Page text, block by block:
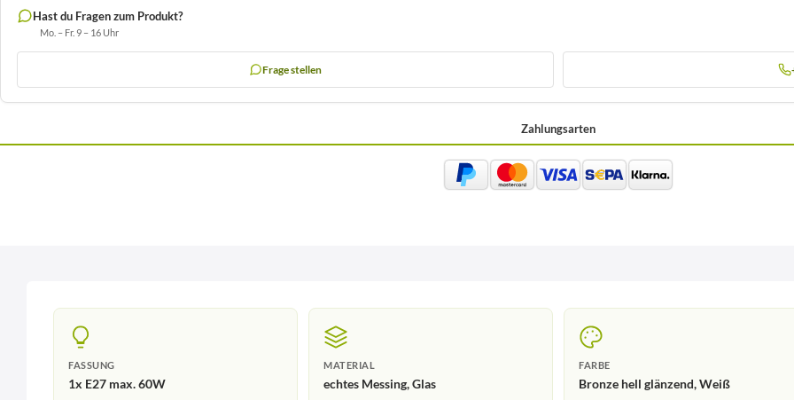
Hast du Fragen zum Produkt?
Mo. – Fr. 9 – 16 Uhr
Frage stellen
Zahlungsarten
FASSUNG
1x E27 max. 60W
MATERIAL
echtes Messing, Glas
FARBE
Bronze hell glänzend, Weiß